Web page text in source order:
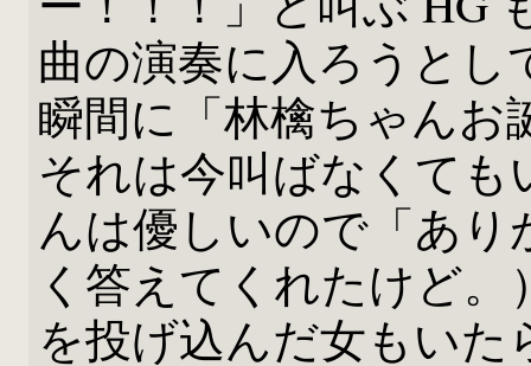
曲の演奏に入ろうと
瞬間に「林檎ちゃんお
それは今叫ばなくて
んは優しいので「あ
く答えてくれたけど
を投げ込んだ女もい